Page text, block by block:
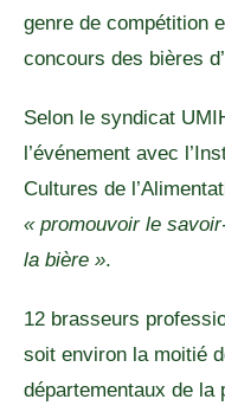
genre de compétition
concours des bières
Selon le syndicat
l’événement avec
Cultures de
« promouvoir le
la bière ».
12 brasseurs
soit environ la moitié
départementaux de la